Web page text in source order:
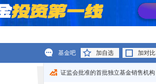
基金吧 加自选 加对比
证监会批准的首批独立基金销售机构